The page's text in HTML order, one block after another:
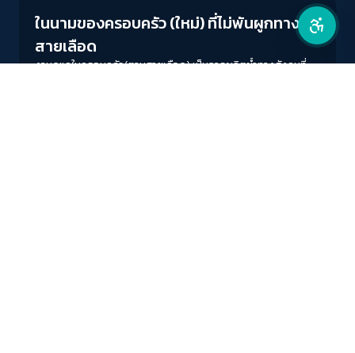
ในนามของครอบครัว (ใหม่) ที่ไม่พันผูกทาง
สายเลือด
งานดูแลในครอบครัว(ตามสายเลือด) เป็นการผลิตซ้ำทางสังคมที่